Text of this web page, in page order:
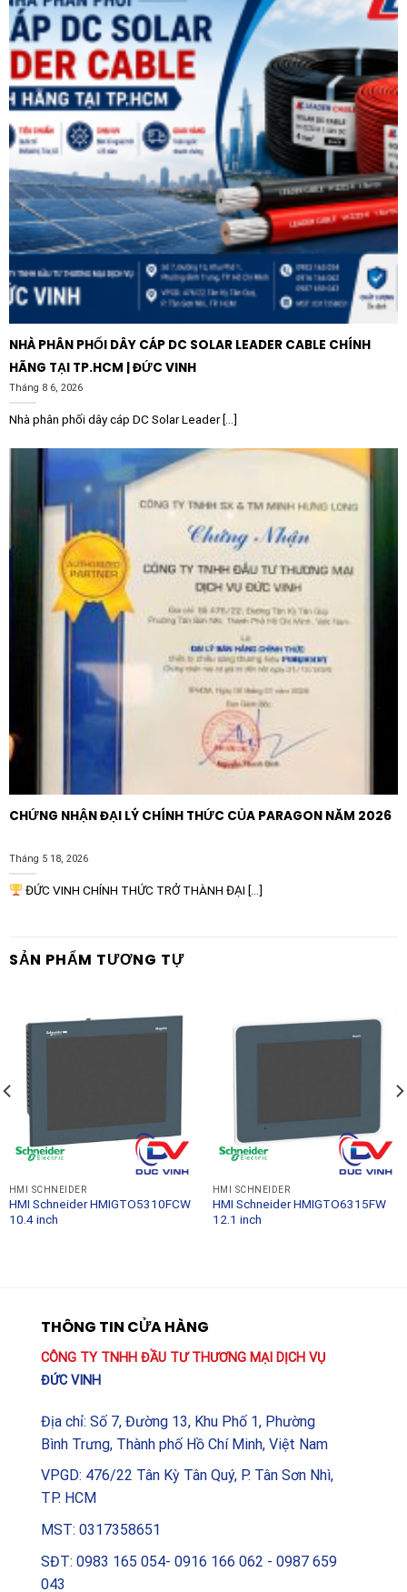
thống luôn hoạt động trong trạng thái tốt nhất.
NHÀ PHÂN PHỐI DÂY CÁP DC SOLAR LEADER CABLE CHÍNH
HÃNG TẠI TP.HCM | ĐỨC VINH
Tháng 8 6, 2026
Nhà phân phối dây cáp DC Solar Leader [...]
CHỨNG NHẬN ĐẠI LÝ CHÍNH THỨC CỦA PARAGON NĂM 2026
Tháng 5 18, 2026
ĐỨC VINH CHÍNH THỨC TRỞ THÀNH ĐẠI [...]
SẢN PHẨM TƯƠNG TỰ
HMI SCHNEIDER
HMI Schneider HMIGTO5310FCW
10.4 inch
HMI SCHNEIDER
HMI Schneider HMIGTO6315FW
12.1 inch
THÔNG TIN CỬA HÀNG
CÔNG TY TNHH ĐẦU TƯ THƯƠNG MẠI DỊCH VỤ
ĐỨC VINH
Địa chỉ: Số 7, Đường 13, Khu Phố 1, Phường
Bình Trưng, Thành phố Hồ Chí Minh, Việt Nam
VPGD: 476/22 Tân Kỳ Tân Quý, P. Tân Sơn Nhì,
TP. HCM
MST: 0317358651
SĐT: 0983 165 054- 0916 166 062 - 0987 659
043